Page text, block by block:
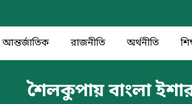
আন্তর্জাতিক রাজনীতি অর্থনীতি
শৈলকুপায় বাংলা